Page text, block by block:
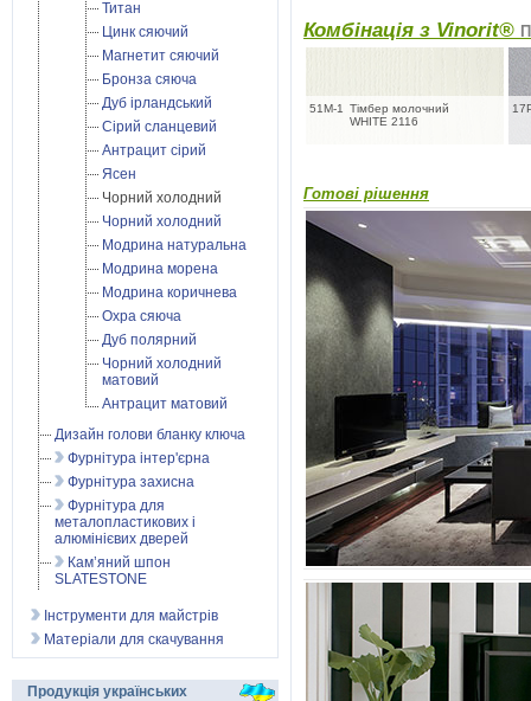
Комбінація з Vinorit®
51M-1
Тімбер молочний
WHITE 2116
Готові рішення
Титан
Цинк сяючий
Магнетит сяючий
Бронза сяюча
Дуб ірландський
Cірий сланцевий
Антрацит сірий
Ясен
Чорний холодний
Чорний холодний
Модрина натуральна
Модрина морена
Модрина коричнева
Охра сяюча
Дуб полярний
Чорний холодний
матовий
Антрацит матовий
Дизайн голови бланку ключа
Фурнітура інтер'єрна
Фурнітура захисна
Фурнітура для
металопластикових і
алюмінієвих дверей
Кам’яний шпон
SLATESTONE
Інструменти для майстрів
Матеріали для скачування
Продукція українських